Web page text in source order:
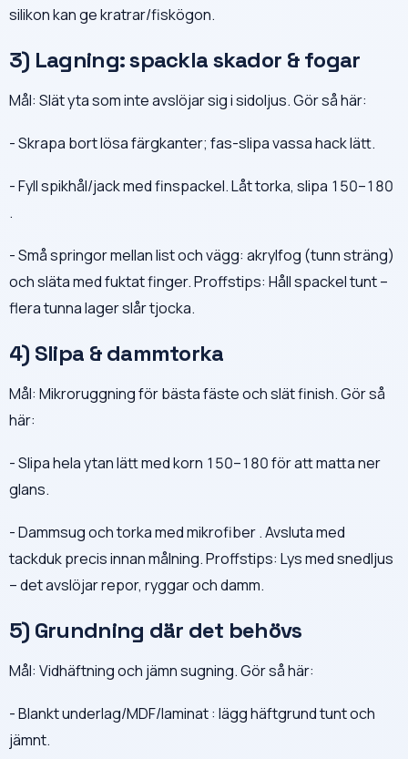
silikon kan ge kratrar/fiskögon.
3) Lagning: spackla skador & fogar
Mål: Slät yta som inte avslöjar sig i sidoljus. Gör så här:
- Skrapa bort lösa färgkanter; fas-slipa vassa hack lätt.
- Fyll spikhål/jack med finspackel. Låt torka, slipa 150–180
.
- Små springor mellan list och vägg: akrylfog (tunn sträng)
och släta med fuktat finger. Proffstips: Håll spackel tunt –
flera tunna lager slår tjocka.
4) Slipa & dammtorka
Mål: Mikroruggning för bästa fäste och slät finish. Gör så
här:
- Slipa hela ytan lätt med korn 150–180 för att matta ner
glans.
- Dammsug och torka med mikrofiber . Avsluta med
tackduk precis innan målning. Proffstips: Lys med snedljus
– det avslöjar repor, ryggar och damm.
5) Grundning där det behövs
Mål: Vidhäftning och jämn sugning. Gör så här:
- Blankt underlag/MDF/laminat : lägg häftgrund tunt och
jämnt.